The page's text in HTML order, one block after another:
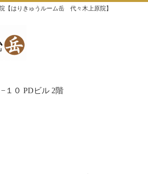
【はりきゅうルーム岳 代々木上原院】
１０ PDビル 2階